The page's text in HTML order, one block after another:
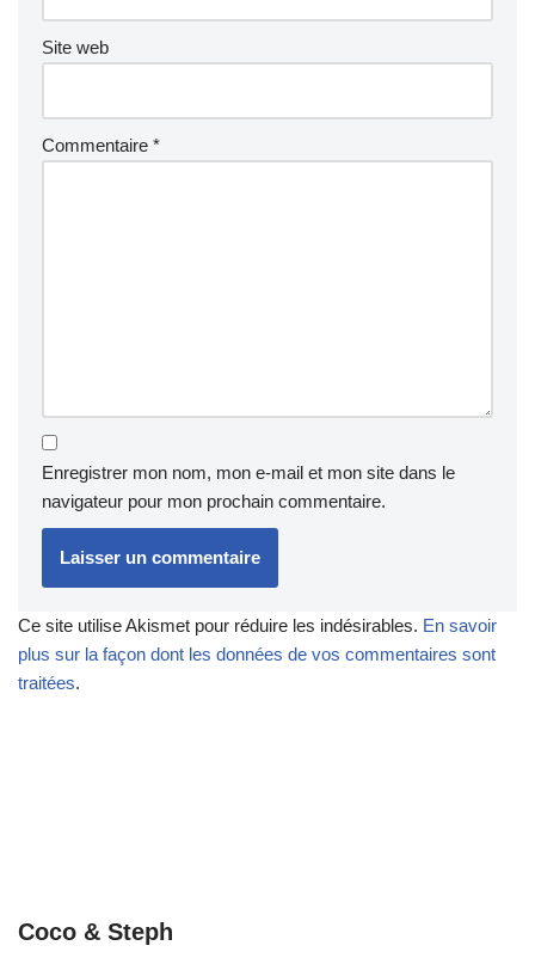
Site web
Commentaire *
Enregistrer mon nom, mon e-mail et mon site dans le
navigateur pour mon prochain commentaire.
Ce site utilise Akismet pour réduire les indésirables. En savoir
plus sur la façon dont les données de vos commentaires sont
traitées.
Coco & Steph